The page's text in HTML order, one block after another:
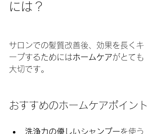
には？
サロンでの髪質改善後、効果を長くキ
ープするためにはホームケアがとても
大切です。
おすすめのホームケアポイント
洗浄力の優しいシャンプーを使う